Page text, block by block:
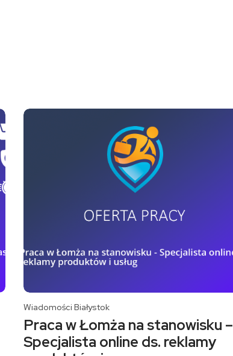
Wiadomości Białystok
Praca w Łomża na stanowisku –
Specjalista online ds. reklamy